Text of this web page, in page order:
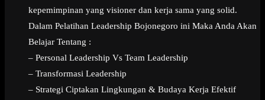
kepemimpinan yang visioner dan kerja sama yang solid.
Dalam Pelatihan Leadership Bojonegoro ini Maka Anda Akan
Belajar Tentang :
– Personal Leadership Vs Team Leadership
– Transformasi Leadership
– Strategi Ciptakan Lingkungan & Budaya Kerja Efektif